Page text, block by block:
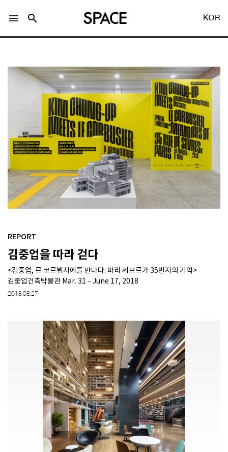
LOGIN
Facebook 로그인
Twitter 로그인
SPACE 소개
공지사항
menu search KOR
REPORT
김중업을 따라 걷다
<김중업, 르 코르뷔지에를 만나다: 파리 세브르가 35번지의 기억>
김중업건축박물관 Mar. 31 – June 17, 2018
2018.08.27